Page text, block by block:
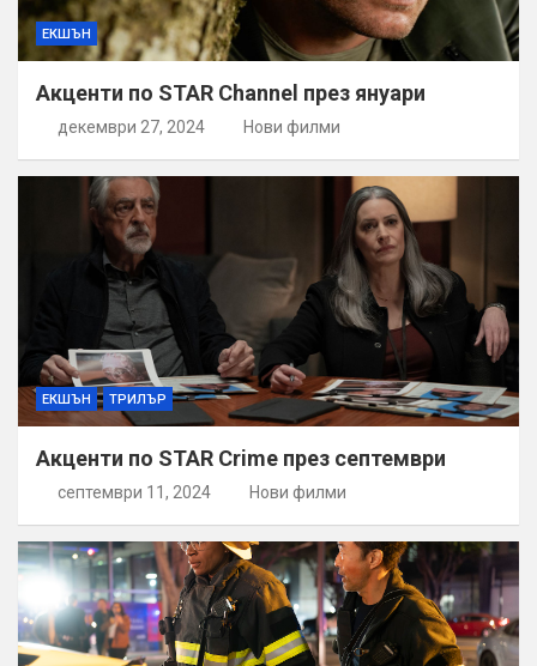
ЕКШЪН
Акценти по STAR Channel през януари
декември 27, 2024 Нови филми
ЕКШЪН ТРИЛЪР
Акценти по STAR Crime през септември
септември 11, 2024 Нови филми